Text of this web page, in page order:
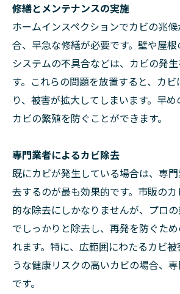
修繕とメンテナンスの実施
ホームインスペクションでカビの兆
合、早急な修繕が必要です。壁や屋
システムの不具合などは、カビの発
す。これらの問題を放置すると、カ
り、被害が拡大してしまいます。早め
カビの繁殖を防ぐことができます。
専門業者によるカビ除去
既にカビが発生している場合は、専
去するのが最も効果的です。市販の
的な除去にしかなりませんが、プロ
でしっかりと除去し、再発を防ぐた
れます。特に、広範囲にわたるカビ
うな健康リスクの高いカビの場合、
です。